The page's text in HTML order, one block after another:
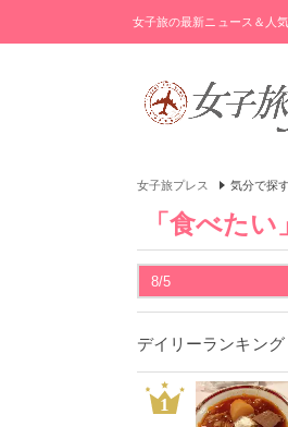
女子旅の最新ニュース＆人
女子旅プレス 気分で探
「食べた
8/5
デイリーランキン
1